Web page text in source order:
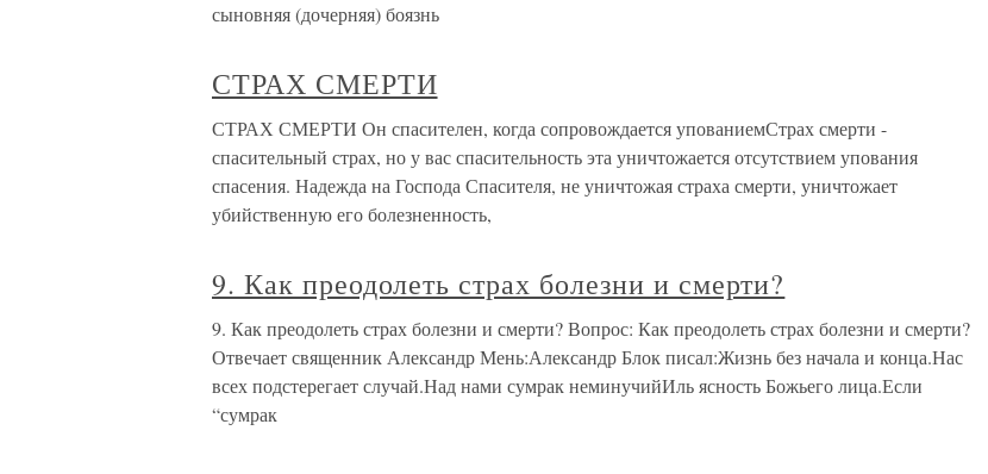
сыновняя (дочерняя) боязнь
СТРАХ СМЕРТИ
СТРАХ СМЕРТИ Он спасителен, когда сопровождается упованиемСтрах смерти -
спасительный страх, но у вас спасительность эта уничтожается отсутствием упования
спасения. Надежда на Господа Спасителя, не уничтожая страха смерти, уничтожает
убийственную его болезненность,
9. Как преодолеть страх болезни и смерти?
9. Как преодолеть страх болезни и смерти? Вопрос: Как преодолеть страх болезни и смерти?
Отвечает священник Александр Мень:Александр Блок писал:Жизнь без начала и конца.Нас
всех подстерегает случай.Над нами сумрак неминучийИль ясность Божьего лица.Если
“сумрак